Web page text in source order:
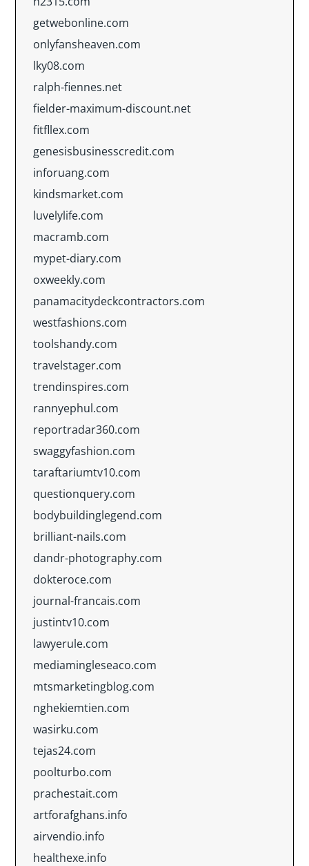
getwebonline.com
onlyfansheaven.com
lky08.com
ralph-fiennes.net
fielder-maximum-discount.net
fitfllex.com
genesisbusinesscredit.com
inforuang.com
kindsmarket.com
luvelylife.com
macramb.com
mypet-diary.com
oxweekly.com
panamacitydeckcontractors.com
westfashions.com
toolshandy.com
travelstager.com
trendinspires.com
rannyephul.com
reportradar360.com
swaggyfashion.com
taraftariumtv10.com
questionquery.com
bodybuildinglegend.com
brilliant-nails.com
dandr-photography.com
dokteroce.com
journal-francais.com
justintv10.com
lawyerule.com
mediamingleseaco.com
mtsmarketingblog.com
nghekiemtien.com
wasirku.com
tejas24.com
poolturbo.com
prachestait.com
artforafghans.info
airvendio.info
healthexe.info